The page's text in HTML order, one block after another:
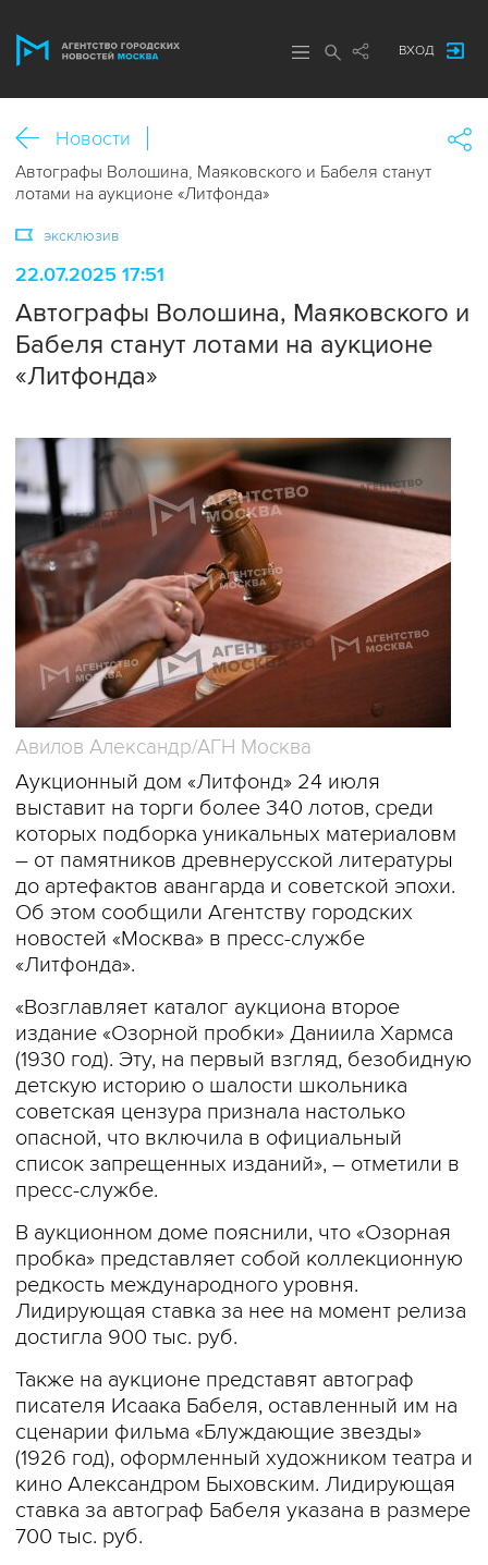
ВХОД
Новости
Автографы Волошина, Маяковского и Бабеля станут
лотами на аукционе «Литфонда»
эксклюзив
22.07.2025 17:51
Автографы Волошина, Маяковского и
Бабеля станут лотами на аукционе
«Литфонда»
Авилов Александр/АГН Москва
Аукционный дом «Литфонд» 24 июля
выставит на торги более 340 лотов, среди
которых подборка уникальных материаловм
– от памятников древнерусской литературы
до артефактов авангарда и советской эпохи.
Об этом сообщили Агентству городских
новостей «Москва» в пресс-службе
«Литфонда».
«Возглавляет каталог аукциона второе
издание «Озорной пробки» Даниила Хармса
(1930 год). Эту, на первый взгляд, безобидную
детскую историю о шалости школьника
советская цензура признала настолько
опасной, что включила в официальный
список запрещенных изданий», – отметили в
пресс-службе.
В аукционном доме пояснили, что «Озорная
пробка» представляет собой коллекционную
редкость международного уровня.
Лидирующая ставка за нее на момент релиза
достигла 900 тыс. руб.
Также на аукционе представят автограф
писателя Исаака Бабеля, оставленный им на
сценарии фильма «Блуждающие звезды»
(1926 год), оформленный художником театра и
кино Александром Быховским. Лидирующая
ставка за автограф Бабеля указана в размере
700 тыс. руб.